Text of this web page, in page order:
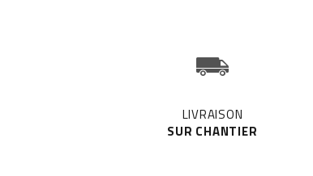
LIVRAISON
SUR CHANTIER